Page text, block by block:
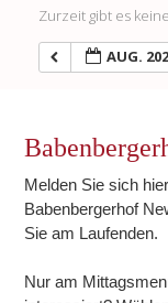
Zurzeit gibt es
AUG.
Melden Sie sich
Babenbergerhof
Sie am Laufenden.
Nur am